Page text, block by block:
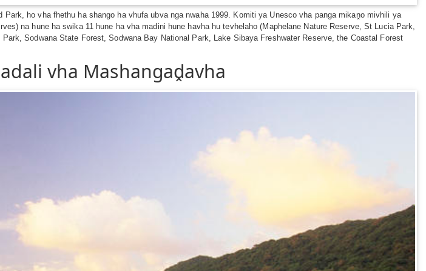
ho vha fhethu ha shango ha vhufa ubva nga nwaha 1999. Komiti ya Unesco vha panga mikaṋo mivhili ya
na hune ha swika 11 hune ha vha madini hune havha hu tevhelaho (Maphelane Nature Reserve, St Lucia Park,
Sodwana State Forest, Sodwana Bay National Park, Lake Sibaya Freshwater Reserve, the Coastal Forest
vha Mashangaḓavha